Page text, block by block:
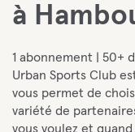
à
1 abonnement | 50+
Urban Sports Club
vous permet de
variété de
vous voulez et